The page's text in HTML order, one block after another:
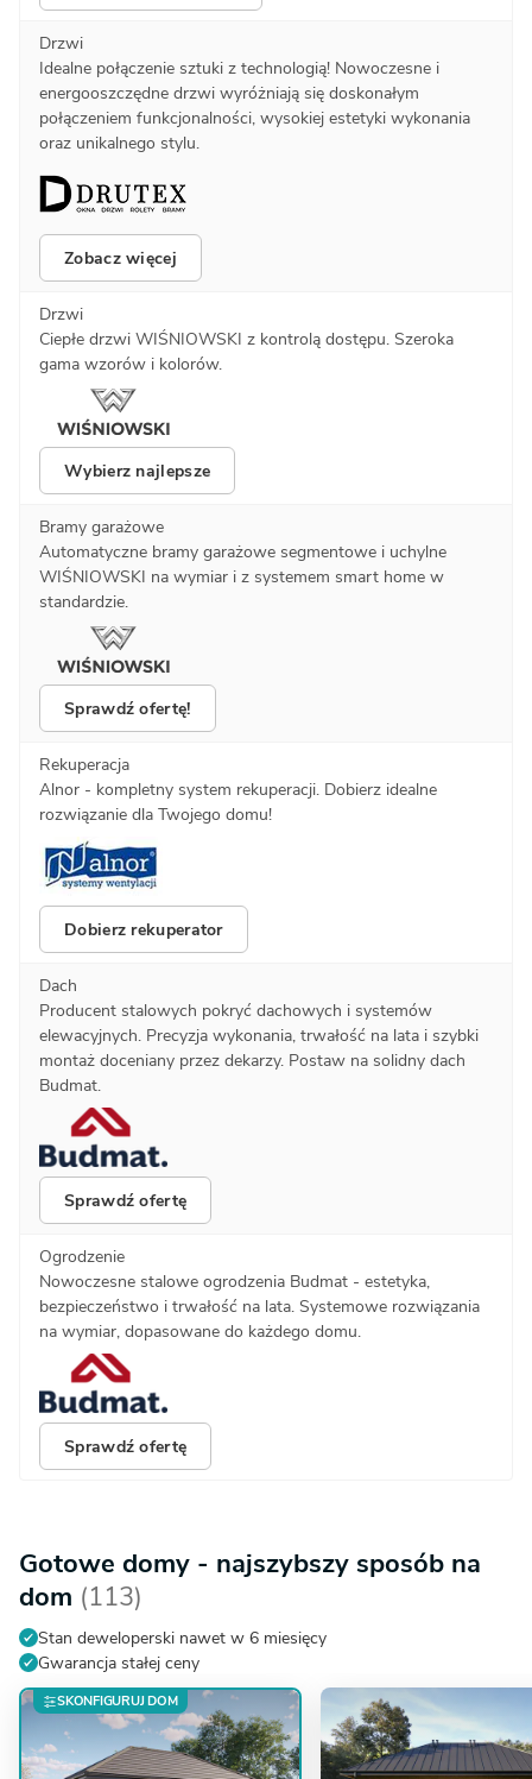
Drzwi
Idealne połączenie sztuki z technologią! Nowoczesne i
energooszczędne drzwi wyróżniają się doskonałym
połączeniem funkcjonalności, wysokiej estetyki wykonania
oraz unikalnego stylu.
Zobacz więcej
Drzwi
Ciepłe drzwi WIŚNIOWSKI z kontrolą dostępu. Szeroka
gama wzorów i kolorów.
Wybierz najlepsze
Bramy garażowe
Automatyczne bramy garażowe segmentowe i uchylne
WIŚNIOWSKI na wymiar i z systemem smart home w
standardzie.
Sprawdź ofertę!
Rekuperacja
Alnor - kompletny system rekuperacji. Dobierz idealne
rozwiązanie dla Twojego domu!
Dobierz rekuperator
Dach
Producent stalowych pokryć dachowych i systemów
elewacyjnych. Precyzja wykonania, trwałość na lata i szybki
montaż doceniany przez dekarzy. Postaw na solidny dach
Budmat.
Sprawdź ofertę
Ogrodzenie
Nowoczesne stalowe ogrodzenia Budmat - estetyka,
bezpieczeństwo i trwałość na lata. Systemowe rozwiązania
na wymiar, dopasowane do każdego domu.
Sprawdź ofertę
Gotowe domy - najszybszy sposób na
dom (113)
Stan deweloperski nawet w 6 miesięcy
Gwarancja stałej ceny
SKONFIGURUJ DOM